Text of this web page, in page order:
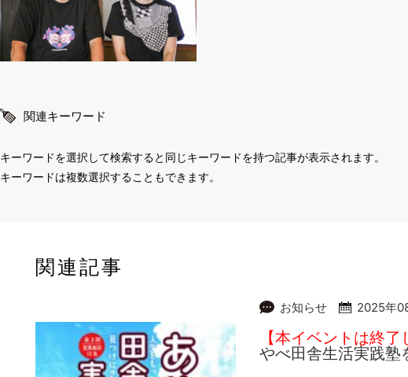
関連キーワード
キーワードを選択して検索すると同じキーワードを持つ記事が表示されます。
キーワードは複数選択することもできます。
関連記事
お知らせ 2025年
【本イベントは終了
やべ田舎生活実践塾